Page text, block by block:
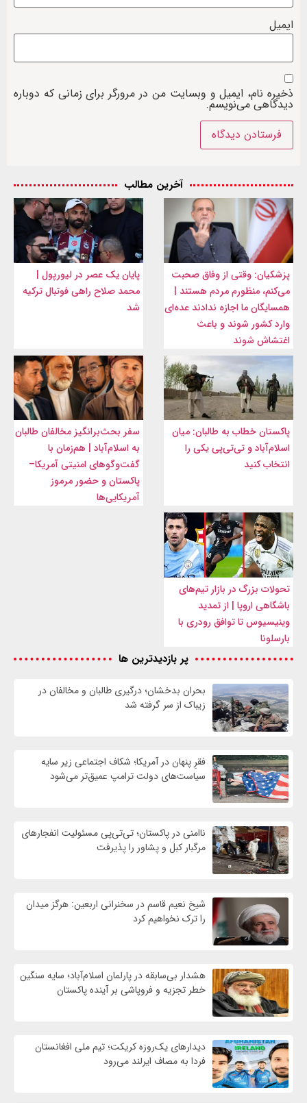
ایمیل
ذخیره نام، ایمیل و وبسایت من در مرورگر برای زمانی که دوباره
دیدگاهی می‌نویسم.
آخرین مطالب
پزشکیان: وقتی از وفاق صحبت
می‌کنم، منظورم مردم هستند |
همسایگان ما اجازه ندادند عده‌ای
وارد کشور شوند و باعث
اغتشاش شوند
پایان یک عصر در لیورپول |
محمد صلاح راهی فوتبال ترکیه
شد
پاکستان خطاب به طالبان: میان
اسلام‌آباد و تی‌تی‌پی یکی را
انتخاب کنید
سفر بحث‌برانگیز مخالفان طالبان
به اسلام‌آباد | هم‌زمان با
گفت‌وگوهای امنیتی آمریکا–
پاکستان و حضور مرموز
آمریکایی‌ها
تحولات بزرگ در بازار تیم‌های
باشگاهی اروپا | از تمدید
وینیسیوس تا توافق رودری با
بارسلونا
پر بازدیدترین ها
بحران بدخشان؛ درگیری طالبان و مخالفان در
زیباک از سر گرفته شد
فقرِ پنهان در آمریکا؛ شکاف اجتماعی زیر سایه
سیاست‌های دولت ترامپ عمیق‌تر می‌شود
ناامنی در پاکستان؛ تی‌تی‌پی مسئولیت انفجارهای
مرگبار کبل و پشاور را پذیرفت
شیخ نعیم قاسم در سخنرانی اربعین: هرگز میدان
را ترک نخواهیم کرد
هشدار بی‌سابقه در پارلمان اسلام‌آباد؛ سایه سنگین
خطر تجزیه و فروپاشی بر آینده پاکستان
دیدارهای یک‌روزه کریکت؛ تیم ملی افغانستان
فردا به مصاف ایرلند می‌رود